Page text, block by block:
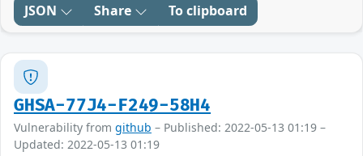
JSON Share To clipboard
GHSA-77J4-F249-58H4
Vulnerability from github – Published: 2022-05-13 01:19 –
Updated: 2022-05-13 01:19